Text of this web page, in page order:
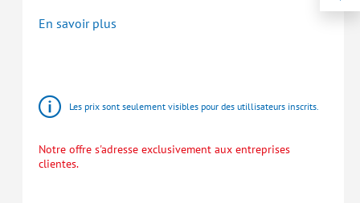
En savoir plus
Les prix sont seulement visibles pour des utillisateurs inscrits.
Notre offre s'adresse exclusivement aux entreprises
clientes.